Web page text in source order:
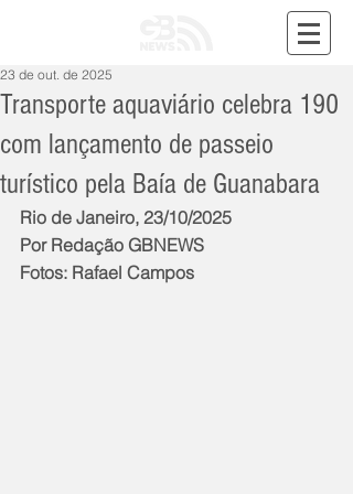
Transporte aquaviário celebra 190
com lançamento de passeio
turístico pela Baía de Guanabara
23 de out. de 2025
Rio de Janeiro, 23/10/2025
Por Redação GBNEWS
Fotos: Rafael Campos